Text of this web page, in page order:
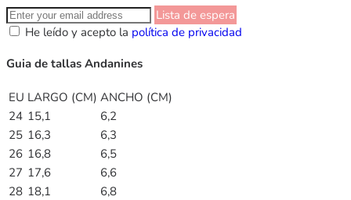
Lista de espera
He leído y acepto la política de privacidad
Guia de tallas Andanines
EU LARGO (CM) ANCHO (CM)
24 15,1
6,2
25 16,3
6,3
26 16,8
6,5
27 17,6
6,6
28 18,1
6,8